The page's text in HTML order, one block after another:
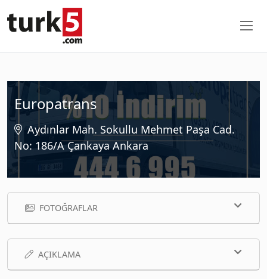
Europatrans
Aydınlar Mah. Sokullu Mehmet Paşa Cad.
No: 186/A Çankaya Ankara
FOTOĞRAFLAR
AÇIKLAMA